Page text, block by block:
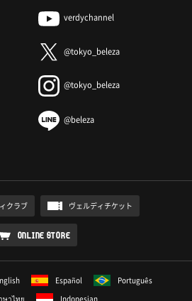
verdychannel
@tokyo_beleza
@tokyo_beleza
@beleza
クラブ ヴェルディチケット
ONLINE STORE
Español
Português
ษาไทย
Indonesian